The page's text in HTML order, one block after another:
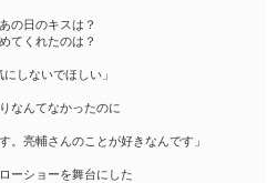
の日のキスは？
てくれたのは？
にしないでほしい」
なんてなかったのに
。亮輔さんのことが好きなんです」
ーショーを舞台にした